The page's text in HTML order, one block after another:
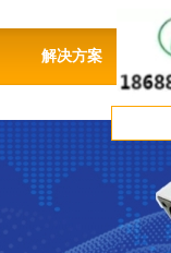
解决方案